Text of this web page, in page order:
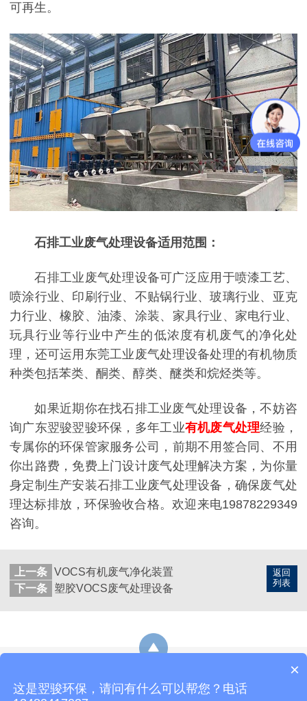
可再生。
石排工业废气处理设备适用范围：
石排工业废气处理设备可广泛应用于喷漆工艺、
喷涂行业、印刷行业、不贴锅行业、玻璃行业、亚克
力行业、橡胶、油漆、涂装、家具行业、家电行业、
玩具行业等行业中产生的低浓度有机废气的净化处
理，还可运用东莞工业废气处理设备处理的有机物质
种类包括苯类、酮类、醇类、醚类和烷烃类等。
如果近期你在找石排工业废气处理设备，不妨咨
询广东翌骏翌骏环保，多年工业有机废气处理经验，
专属你的环保管家服务公司，前期不用签合同、不用
你出路费，免费上门设计废气处理解决方案，为你量
身定制生产安装石排工业废气处理设备，确保废气处
理达标排放，环保验收合格。欢迎来电19878229349
咨询。
返回
列表
上一条 VOCS有机废气净化装置
下一条
塑胶VOCS废气处理设备
热线：19878229349
×
这是翌骏环保，请问有什么可以帮您？电话